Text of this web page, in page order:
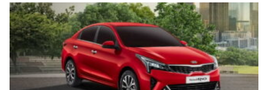
ед.) всех двухпедальных версий корейского бренда – на
10% больше, чем в 2020-м.